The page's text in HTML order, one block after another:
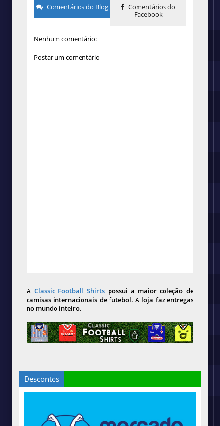
Comentários do Blog
Comentários do
Facebook
Nenhum comentário:
Postar um comentário
A Classic Football Shirts possui a maior coleção de
camisas internacionais de futebol. A loja faz entregas
no mundo inteiro.
Descontos